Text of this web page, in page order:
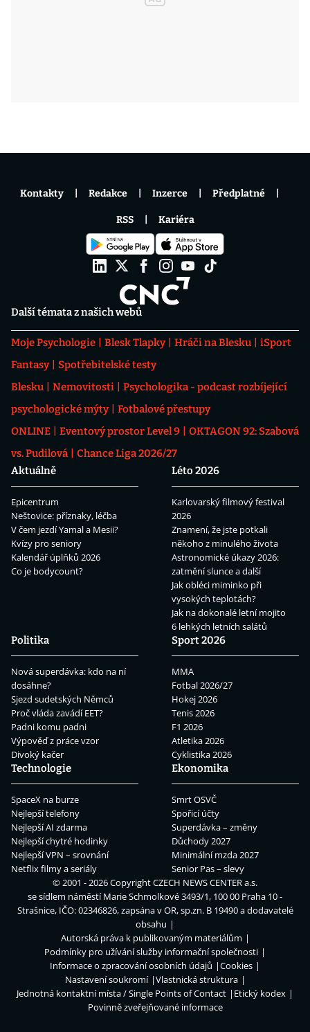
Další témata z našich webů
Moje Psychologie Blesk Tlapky Hráči na Blesku
iSport
Fantasy
Spotřebitelské testy
Blesku
Nemovitosti
Psychologika - podcast rozbíjející
psychologické mýty
Fotbalové přestupy
ONLINE
Eventový prostor Level 9
OKTAGON 92: Szabová
vs. Pudilová
Chance Liga 2026/27
Aktuálně
Epicentrum
Neštovice: příznaky, léčba
V čem jezdí Yamal a Mesii?
Kvízy pro seniory
Kalendář úplňků 2026
Co je bodycount?
Léto 2026
Karlovarský filmový festival
2026
Znamení, že jste potkali
někoho z minulého života
Astronomické úkazy 2026:
zatmění slunce a další
Jak obléci miminko při
vysokých teplotách?
Jak na dokonalé letní mojito
6 lehkých letních salátů
Politika
Nová superdávka: kdo na ní
dosáhne?
Sjezd sudetských Němců
Proč vláda zavádí EET?
Padni komu padni
Výpověď z práce vzor
Divoký kačer
Sport 2026
MMA
Fotbal 2026/27
Hokej 2026
Tenis 2026
F1 2026
Atletika 2026
Cyklistika 2026
Technologie
SpaceX na burze
Nejlepší telefony
Nejlepší AI zdarma
Nejlepší chytré hodinky
Nejlepší VPN – srovnání
Netflix filmy a seriály
Ekonomika
Smrt OSVČ
Spořicí účty
Superdávka – změny
Důchody 2027
Minimální mzda 2027
Senior Pas – slevy
Kontakty Redakce Inzerce Předplatné
RSS Kariéra
© 2001 - 2026 CopyrightCZECH NEWS CENTER a.s.
se sídlem náměstí Marie Schmolkové 3493/1, 100 00 Praha 10 -
Strašnice, IČO: 02346826, zapsána v OR, sp.zn. B 19490 a dodavatelé
obsahu
Autorská práva k publikovaným materiálům
Podmínky pro užívání služby informační společnosti
Informace o zpracování osobních údajů
Cookies
Nastavení soukromí
Vlastnická struktura
Jednotná kontaktní místa / Single Points of Contact
Etický kodex
Povinně zveřejňované informace